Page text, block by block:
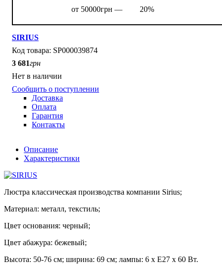
от 50000грн —
20%
SIRIUS
SP000039874
3 681грн
Нет в наличии
Сообщить о поступлении
Доставка
Оплата
Гарантия
Контакты
Описание
Характеристики
Люстра классическая производства компании Sirius;
Материал: металл, текстиль;
Цвет основания: черный;
Цвет абажура: бежевый;
Высота: 50-76 см; ширина: 69 см; лампы: 6 х Е27 х 60 Вт.